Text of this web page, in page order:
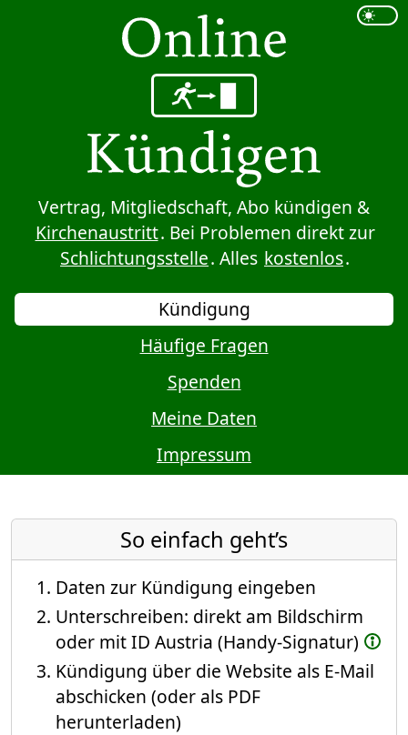
Sprung zum Inhalt
Vertrag, Mitgliedschaft, Abo kündigen &
Kirchenaustritt. Bei Problemen direkt zur
Schlichtungsstelle. Alles kostenlos.
Kündigung
Häufige Fragen
Spenden
Meine Daten
Impressum
So einfach geht’s
Daten zur Kündigung eingeben
Unterschreiben: direkt am Bildschirm
oder mit ID Austria (Handy-Signatur)
Kündigung über die Website als E-Mail
abschicken (oder als PDF
herunterladen)